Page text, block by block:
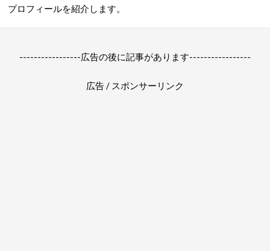
プロフィールを紹介します。
-----------------広告の後に記事があります-----------------
広告 / スポンサーリンク